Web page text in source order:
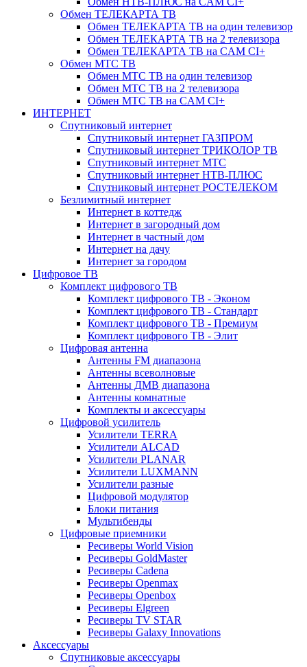
Обмен ТЕЛЕКАРТА ТВ
Обмен ТЕЛЕКАРТА ТВ на один телевизор
Обмен ТЕЛЕКАРТА ТВ на 2 телевизора
Обмен ТЕЛЕКАРТА ТВ на CAM CI+
Обмен МТС ТВ
Обмен МТС ТВ на один телевизор
Обмен МТС ТВ на 2 телевизора
Обмен МТС ТВ на CAM CI+
ИНТЕРНЕТ
Спутниковый интернет
Спутниковый интернет ГАЗПРОМ
Спутниковый интернет ТРИКОЛОР ТВ
Спутниковый интернет МТС
Спутниковый интернет НТВ-ПЛЮС
Спутниковый интернет РОСТЕЛЕКОМ
Безлимитный интернет
Интернет в коттедж
Интернет в загородный дом
Интернет в частный дом
Интернет на дачу
Интернет за городом
Цифровое ТВ
Комплект цифрового ТВ
Комплект цифрового ТВ - Эконом
Комплект цифрового ТВ - Стандарт
Комплект цифрового ТВ - Премиум
Комплект цифрового ТВ - Элит
Цифровая антенна
Антенны FM диапазона
Антенны всеволновые
Антенны ДМВ диапазона
Антенны комнатные
Комплекты и аксессуары
Цифровой усилитель
Усилители TERRA
Усилители ALCAD
Усилители PLANAR
Усилители LUXMANN
Усилители разные
Цифровой модулятор
Блоки питания
Мультибенды
Цифровые приемники
Ресиверы World Vision
Ресиверы GoldMaster
Ресиверы Cadena
Ресиверы Openmax
Ресиверы Openbox
Ресиверы Elgreen
Ресиверы TV STAR
Ресиверы Galaxy Innovations
Аксессуары
Спутниковые аксессуары